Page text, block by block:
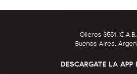
Olleros 3551,
Buenos Aires,
DESCARGATE LA APP